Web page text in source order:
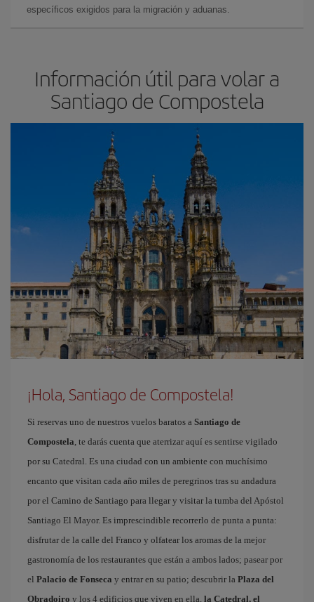
específicos exigidos para la migración y aduanas.
Información útil para volar a
Santiago de Compostela
¡Hola, Santiago de Compostela!
Si reservas uno de nuestros vuelos baratos a Santiago de
Compostela , te darás cuenta que aterrizar aquí es sentirse vigilado
por su Catedral. Es una ciudad con un ambiente con muchísimo
encanto que visitan cada año miles de peregrinos tras su andadura
por el Camino de Santiago para llegar y visitar la tumba del Apóstol
Santiago El Mayor. Es imprescindible recorrerlo de punta a punta:
disfrutar de la calle del Franco y olfatear los aromas de la mejor
gastronomía de los restaurantes que están a ambos lados; pasear por
el Palacio de Fonseca y entrar en su patio; descubrir la Plaza del
Obradoiro y los 4 edificios que viven en ella, la Catedral, el